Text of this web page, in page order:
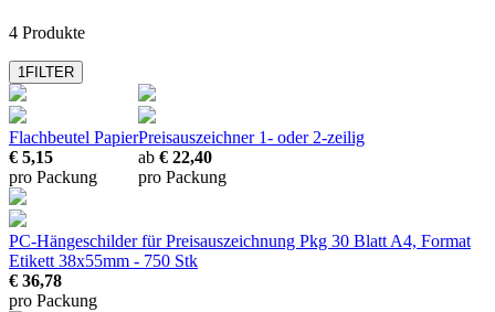
4 Produkte
1FILTER
Flachbeutel Papier
€ 5,15
pro Packung
Preisauszeichner 1- oder 2-zeilig
ab € 22,40
pro Packung
PC-Hängeschilder für Preisauszeichnung Pkg 30 Blatt A4, Format
Etikett 38x55mm - 750 Stk
€ 36,78
pro Packung